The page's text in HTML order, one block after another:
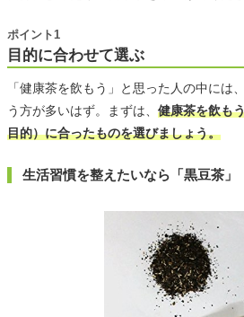
目的に合わせて選ぶ
ポイント1
「健康茶を飲もう」と思った人の中には
う方が多いはず。まずは、 健康茶を飲も
目的）に合ったものを選びましょう。
生活習慣を整えたいなら「黒豆茶」